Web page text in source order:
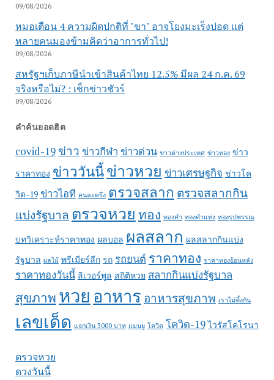
09/08/2026
หมอเตือน 4 ความผิดปกติที่ "ขา" อาจโยงมะเร็งปอด แต่
หลายคนมองข้ามคิดว่าอาการทั่วไป!
09/08/2026
สหรัฐฯเก็บภาษีนำเข้าสินค้าไทย 12.5% มีผล 24 ก.ค. 69
จริงหรือไม่? : เช็กข่าวชัวร์
09/08/2026
คำค้นยอดฮิต
covid-19 ข่าว ข่าวกีฬา ข่าวด่วน ข่าวต่างประเทศ ข่าวทอง ข่าว
ราคาทอง ข่าววันนี้ข่าวหวย ข่าวเศรษฐกิจ ข่าวโค
วิด-19 ข่าวไอที คนละครึ่ง ตรวจสลาก ตรวจสลากกิน
แบ่งรัฐบาล ตรวจหวย ทอง ทองคำ ทองคำแท่ง ทองรูปพรรณ
บทวิเคราะห์ราคาทอง ผลบอล ผลสลาก ผลสลากกินแบ่ง
รัฐบาล ผลไม้ พรีเมียร์ลีก รถ รถยนต์ ราคาทอง ราคาทองย้อนหลัง
ราคาทองวันนี้ ลิเวอร์พูล สถิติหวย สลากกินแบ่งรัฐบาล
สุขภาพ หวย อาหาร อาหารสุขภาพ เราไม่ทิ้งกัน
เลขเด็ด แจกเงิน 3000 บาท แมนยู โควิด โควิด-19 ไวรัสโคโรนา
ตรวจหวย
ดวงวันนี้